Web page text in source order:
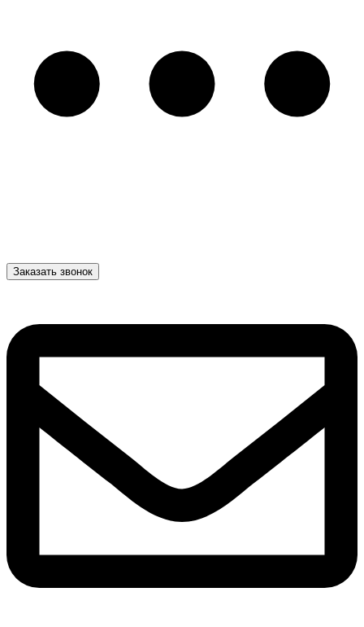
Заказать звонок